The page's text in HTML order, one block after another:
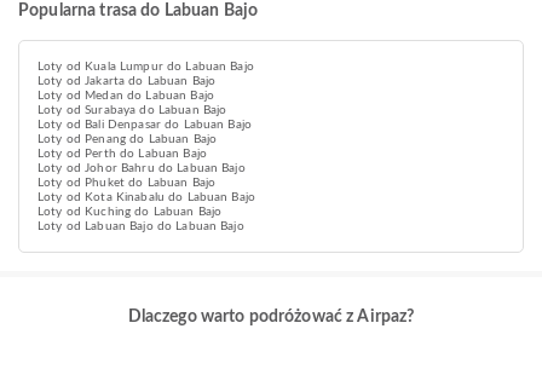
Popularna trasa do Labuan Bajo
Loty od Kuala Lumpur do Labuan Bajo
Loty od Jakarta do Labuan Bajo
Loty od Medan do Labuan Bajo
Loty od Surabaya do Labuan Bajo
Loty od Bali Denpasar do Labuan Bajo
Loty od Penang do Labuan Bajo
Loty od Perth do Labuan Bajo
Loty od Johor Bahru do Labuan Bajo
Loty od Phuket do Labuan Bajo
Loty od Kota Kinabalu do Labuan Bajo
Loty od Kuching do Labuan Bajo
Loty od Labuan Bajo do Labuan Bajo
Dlaczego warto podróżować z Airpaz?